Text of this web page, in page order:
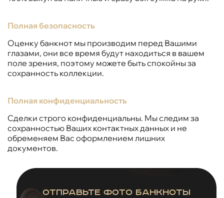
Полная безопасность
Оценку банкнот мы производим перед Вашими
глазами, они все время будут находиться в вашем
поле зрения, поэтому можете быть спокойны за
сохранность коллекции.
Полная конфиденциальность
Сделки строго конфиденциальны. Мы следим за
сохранностью Ваших контактных данных и не
обременяем Вас оформлением лишних
документов.
Отправьте фото банкноты